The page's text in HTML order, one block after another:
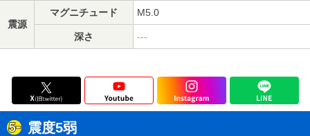
震源
マグニチュード M5.0
深さ ---
震度5弱